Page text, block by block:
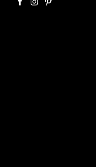
Accetto le
Voglio rimanere